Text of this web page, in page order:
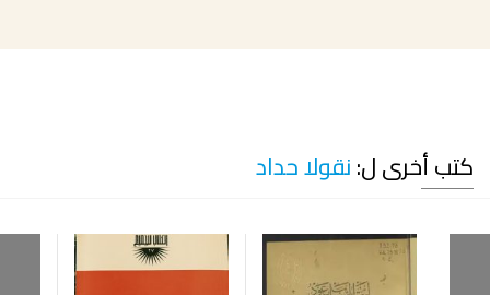
كتب أخرى ل:نقولا حداد